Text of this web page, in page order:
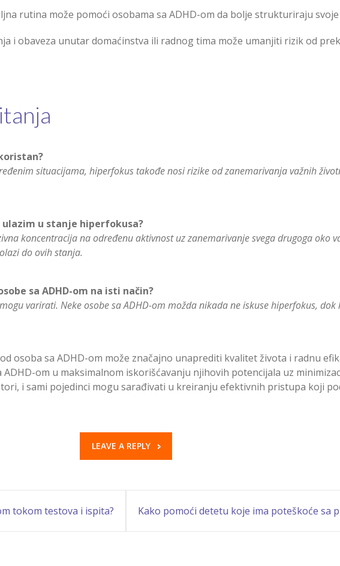
rutina može pomoći osobama sa ADHD-om da bolje strukturiraju svoje
i obaveza unutar domaćinstva ili radnog tima može umanjiti rizik od
situacijama, hiperfokus takođe nosi rizike od zanemarivanja važnih
ulazim u stanje hiperfokusa?
koncentracija na određenu aktivnost uz zanemarivanje svega drugoga oko
do ovih stanja.
sa ADHD-om na isti način?
varirati. Neke osobe sa ADHD-om možda nikada ne iskuse hiperfokus,
osoba sa ADHD-om može značajno unaprediti kvalitet života i radnu
om u maksimalnom iskorišćavanju njihovih potencijala uz
i sami pojedinci mogu sarađivati u kreiranju efektivnih pristupa koji
LEAVE A REPLY
tokom testova i ispita? Kako pomoći detetu koje ima poteškoće sa